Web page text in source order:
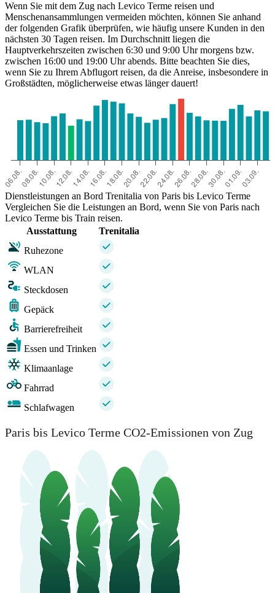
Wenn Sie mit dem Zug nach Levico Terme reisen und
Menschenansammlungen vermeiden möchten, können Sie anhand
der folgenden Grafik überprüfen, wie häufig unsere Kunden in den
nächsten 30 Tagen reisen. Im Durchschnitt liegen die
Hauptverkehrszeiten zwischen 6:30 und 9:00 Uhr morgens bzw.
zwischen 16:00 und 19:00 Uhr abends. Bitte beachten Sie dies,
wenn Sie zu Ihrem Abflugort reisen, da die Anreise, insbesondere in
Großstädten, möglicherweise etwas länger dauert!
Dienstleistungen an Bord Trenitalia von Paris bis Levico Terme
Vergleichen Sie die Leistungen an Bord, wenn Sie von Paris nach
Levico Terme bis Train reisen.
Ausstattung
Trenitalia
Ruhezone
WLAN
Steckdosen
Gepäck
Barrierefreiheit
Essen und Trinken
Klimaanlage
Fahrrad
Schlafwagen
Paris bis Levico Terme CO2-Emissionen von Zug